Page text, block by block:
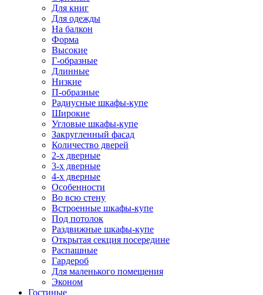
Для книг
Для одежды
На балкон
Форма
Высокие
Г-образные
Длинные
Низкие
П-образные
Радиусные шкафы-купе
Широкие
Угловые шкафы-купе
Закругленный фасад
Количество дверей
2-х дверные
3-х дверные
4-х дверные
Особенности
Во всю стену
Встроенные шкафы-купе
Под потолок
Раздвижные шкафы-купе
Открытая секция посередине
Распашные
Гардероб
Для маленького помещения
Эконом
Гостиные